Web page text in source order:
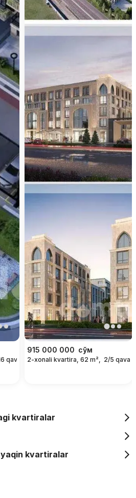
qavat
915 000 000 сўм
2-xonali kvartira, 62 m², 2/5 qavat
kvartiralar
kvartiralar